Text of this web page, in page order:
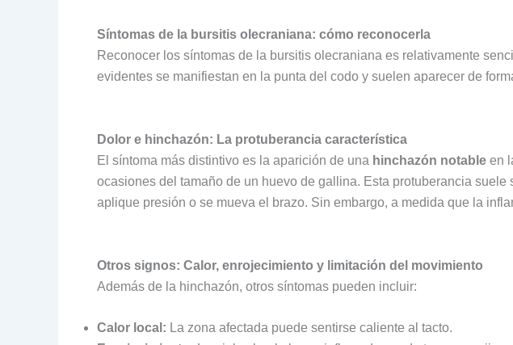
Síntomas de la bursitis olecraniana: cómo reconocerla
Reconocer los síntomas de la bursitis olecraniana es relativamente
evidentes se manifiestan en la punta del codo y suelen aparecer de
Dolor e hinchazón: La protuberancia característica
El síntoma más distintivo es la aparición de una hinchazón notable en
ocasiones del tamaño de un huevo de gallina. Esta protuberancia
aplique presión o se mueva el brazo. Sin embargo, a medida que la
Otros signos: Calor, enrojecimiento y limitación del movimiento
Además de la hinchazón, otros síntomas pueden incluir:
Calor local: La zona afectada puede sentirse caliente al tacto.